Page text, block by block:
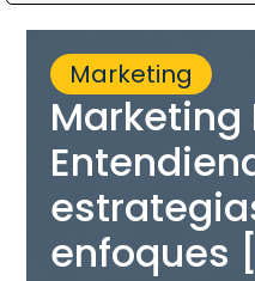
Marketing
Marketing
enfoques